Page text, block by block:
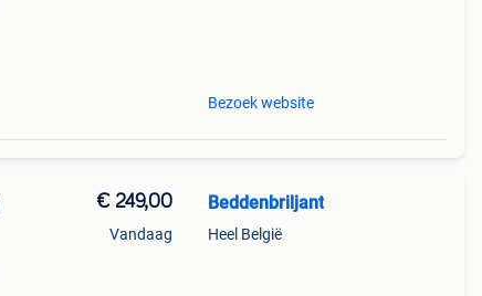
Bezoek website
€ 249,00
Vandaag
Beddenbriljant
Heel België